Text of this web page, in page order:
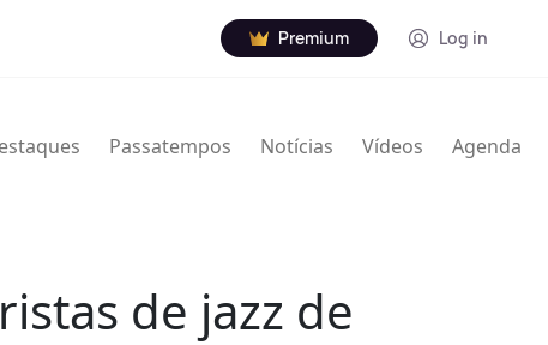
Premium Log in
Passatempos Notícias Vídeos Agenda
de jazz de